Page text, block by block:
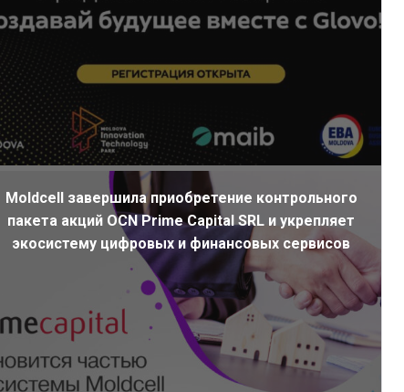
Moldcell завершила приобретение контрольного
пакета акций OCN Prime Capital SRL и укрепляет
экосистему цифровых и финансовых сервисов